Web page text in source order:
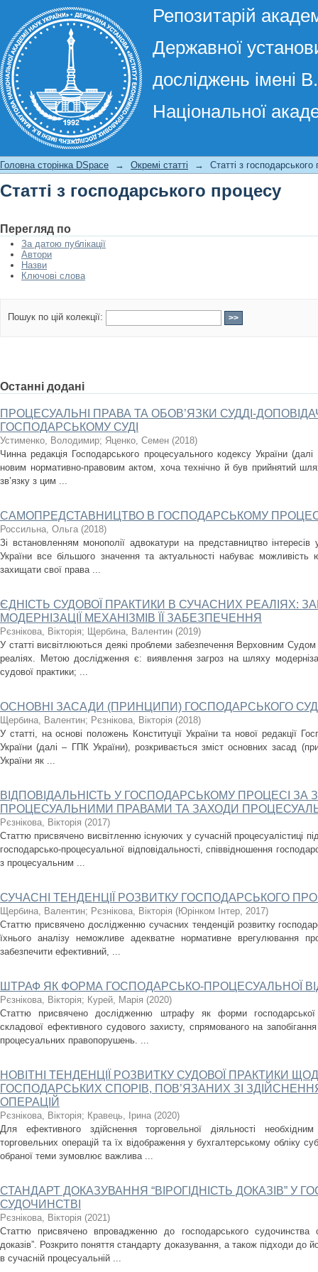
Репозитарій
Державної
досліджень імені
Національної
Статті з господарського процесу
Головна сторінка DSpace → Окремі статті → Статті з господарського
Статті з господарського процесу
Перегляд по
За датою публікації
Автори
Назви
Ключові слова
Пошук по цій колекції:
Останні додані
ПРОЦЕСУАЛЬНІ ПРАВА ТА ОБОВ’ЯЗКИ СУДДІ-
ГОСПОДАРСЬКОМУ СУДІ
Устименко, Володимир; Яценко, Семен (2018)
Чинна редакція Господарського процесуального кодексу України
новим нормативно-правовим актом, хоча технічно й був прийнятий
зв’язку з цим ...
САМОПРЕДСТАВНИЦТВО В ГОСПОДАРСЬКОМУ
Россильна, Ольга (2018)
Зі встановленням монополії адвокатури на представництво
України все більшого значення та актуальності набуває можливість
захищати свої права ...
ЄДНІСТЬ СУДОВОЇ ПРАКТИКИ В СУЧАСНИХ РЕАЛІЯХ:
МОДЕРНІЗАЦІЇ МЕХАНІЗМІВ ЇЇ ЗАБЕЗПЕЧЕННЯ
Рєзнікова, Вікторія; Щербина, Валентин (2019)
У статті висвітлюються деякі проблеми забезпечення Верховним Судом
реаліях. Метою дослідження є: виявлення загроз на шляху
судової практики; ...
ОСНОВНІ ЗАСАДИ (ПРИНЦИПИ) ГОСПОДАРСЬКОГО
Щербина, Валентин; Рєзнікова, Вікторія (2018)
У статті, на основі положень Конституції України та нової редакції
України (далі – ГПК України), розкривається зміст основних засад
України як ...
ВІДПОВІДАЛЬНІСТЬ У ГОСПОДАРСЬКОМУ ПРОЦЕСІ
ПРОЦЕСУАЛЬНИМИ ПРАВАМИ ТА ЗАХОДИ
Рєзнікова, Вікторія (2017)
Статтю присвячено висвітленню існуючих у сучасній процесуалістиці
господарсько-процесуальної відповідальності, співвідношення
з процесуальним ...
СУЧАСНІ ТЕНДЕНЦІЇ РОЗВИТКУ ГОСПОДАРСЬКОГО
Щербина, Валентин; Рєзнікова, Вікторія (Юрінком Інтер, 2017)
Статтю присвячено дослідженню сучасних тенденцій розвитку
їхнього аналізу неможливе адекватне нормативне врегулювання
забезпечити ефективний, ...
ШТРАФ ЯК ФОРМА ГОСПОДАРСЬКО-ПРОЦЕСУАЛЬНОЇ
Рєзнікова, Вікторія; Курей, Марія (2020)
Статтю присвячено дослідженню штрафу як форми господарської
складової ефективного судового захисту, спрямованого на
процесуальних правопорушень. ...
НОВІТНІ ТЕНДЕНЦІЇ РОЗВИТКУ СУДОВОЇ ПРАКТИКИ
ГОСПОДАРСЬКИХ СПОРІВ, ПОВ’ЯЗАНИХ ЗІ
ОПЕРАЦІЙ
Рєзнікова, Вікторія; Кравець, Ірина (2020)
Для ефективного здійснення торговельної діяльності
торговельних операцій та їх відображення у бухгалтерському обліку
обраної теми зумовлює важлива ...
СТАНДАРТ ДОКАЗУВАННЯ “ВІРОГІДНІСТЬ ДОКАЗІВ” У
СУДОЧИНСТВІ
Рєзнікова, Вікторія (2021)
Статтю присвячено впровадженню до господарського судочинства
доказів”. Розкрито поняття стандарту доказування, а також підходи
в сучасній процесуальній ...